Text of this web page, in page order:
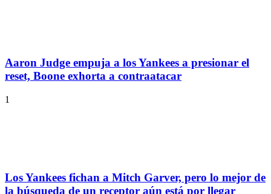
Aaron Judge empuja a los Yankees a presionar el
reset, Boone exhorta a contraatacar
1
Los Yankees fichan a Mitch Garver, pero lo mejor de
la búsqueda de un receptor aún está por llegar